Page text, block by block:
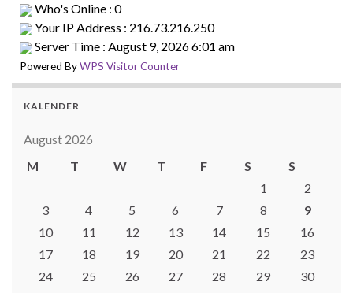
Who's Online : 0
Your IP Address : 216.73.216.250
Server Time : August 9, 2026 6:01 am
Powered ByWPS Visitor Counter
KALENDER
August 2026
M
T W T F S
S
1
2
3
4 5 6 7 8
9
10
11 12 13 14 15
16
17
18 19 20 21 22
23
24
25 26 27 28 29
30